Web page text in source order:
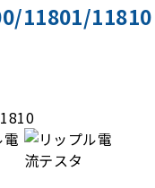
11801/11810